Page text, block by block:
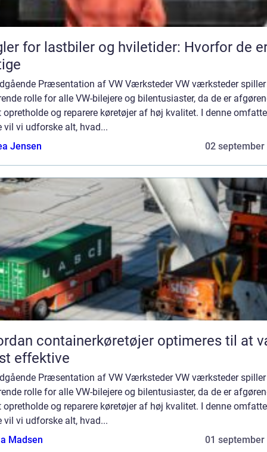
for lastbiler og hviletider: Hvorfor de
Præsentation af VW Værksteder VW værksteder
rolle for alle VW-bilejere og bilentusiaster, da de er
opretholde og reparere køretøjer af høj kvalitet. I denne
vil vi udforske alt, hvad...
Jensen
02 september
containerkøretøjer optimeres til at
effektive
Præsentation af VW Værksteder VW værksteder
rolle for alle VW-bilejere og bilentusiaster, da de er
opretholde og reparere køretøjer af høj kvalitet. I denne
vil vi udforske alt, hvad...
Madsen
01 september